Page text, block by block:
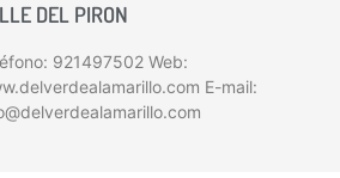
DEL PIRON
921497502 Web:
E-mail: